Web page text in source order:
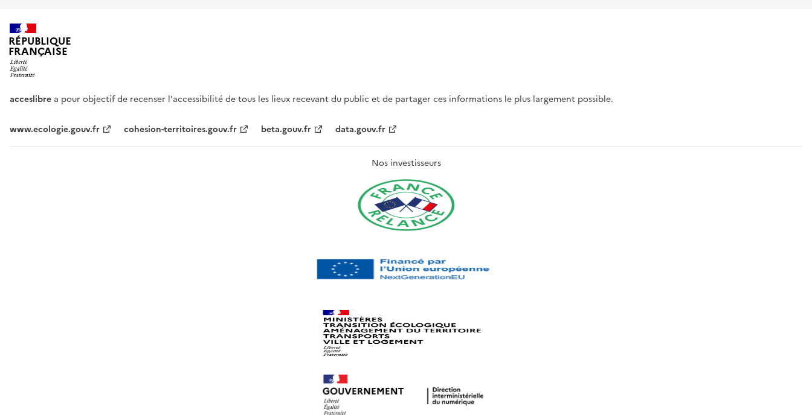
RÉPUBLIQUE
FRANÇAISE
acceslibre a pour objectif de recenser l'accessibilité de tous les lieux recevant du public et de partager ces informations le plus largement possible.
www.ecologie.gouv.fr cohesion-territoires.gouv.fr beta.gouv.fr data.gouv.fr
Nos investisseurs